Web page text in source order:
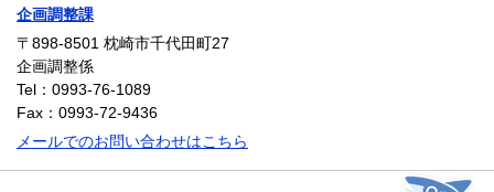
企画調整課
〒898-8501 枕崎市千代田町27
企画調整係
Tel：0993-76-1089
Fax：0993-72-9436
メールでのお問い合わせはこちら